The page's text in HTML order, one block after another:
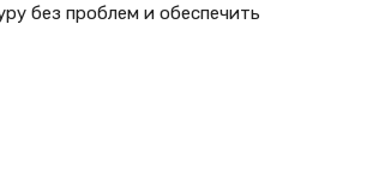
без проблем и обеспечить